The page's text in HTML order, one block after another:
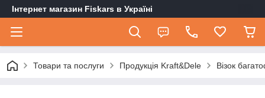
Інтернет магазин Fiskars в Україні
Товари та послуги Продукція Kraft&Dele Візок